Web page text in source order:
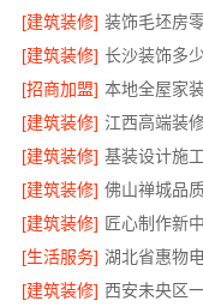
[建筑装修] 装饰毛坯房
[建筑装修] 长沙装饰多
[招商加盟] 本地全屋家
[建筑装修] 江西高端装
[建筑装修]
[建筑装修]
[建筑装修] 匠心制作新
[生活服务] 湖北省惠物
[建筑装修] 西安未央区